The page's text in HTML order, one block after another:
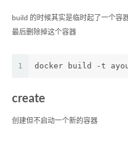
build 的时候其实是临时起了一个容
最后删除掉这个容器
1 docker build -t
create
创建但不启动一个新的容器